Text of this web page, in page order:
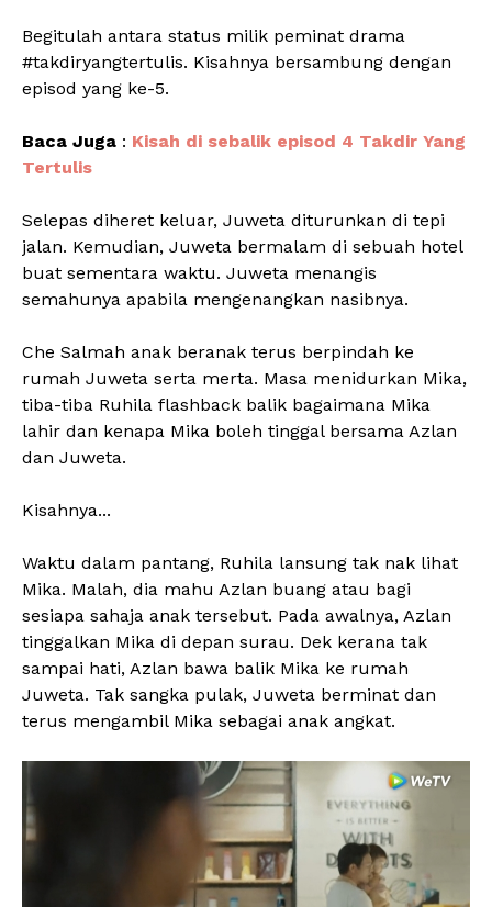
Begitulah antara status milik peminat drama
#takdiryangtertulis. Kisahnya bersambung dengan
episod yang ke-5.
Baca Juga : Kisah di sebalik episod 4 Takdir Yang
Tertulis
Selepas diheret keluar, Juweta diturunkan di tepi
jalan. Kemudian, Juweta bermalam di sebuah hotel
buat sementara waktu. Juweta menangis
semahunya apabila mengenangkan nasibnya.
Che Salmah anak beranak terus berpindah ke
rumah Juweta serta merta. Masa menidurkan Mika,
tiba-tiba Ruhila flashback balik bagaimana Mika
lahir dan kenapa Mika boleh tinggal bersama Azlan
dan Juweta.
Kisahnya...
Waktu dalam pantang, Ruhila lansung tak nak lihat
Mika. Malah, dia mahu Azlan buang atau bagi
sesiapa sahaja anak tersebut. Pada awalnya, Azlan
tinggalkan Mika di depan surau. Dek kerana tak
sampai hati, Azlan bawa balik Mika ke rumah
Juweta. Tak sangka pulak, Juweta berminat dan
terus mengambil Mika sebagai anak angkat.